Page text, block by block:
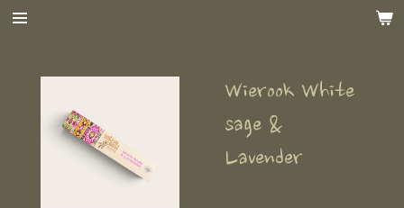
Ga
hoofdinhoud
Wierook White
sage &
Lavender